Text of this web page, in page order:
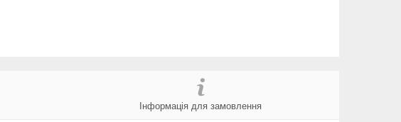
Інформація для замовлення